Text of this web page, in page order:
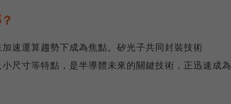
速運算趨勢下成為焦點。矽光子共同封裝技術
小尺寸等特點，是半導體未來的關鍵技術，正迅速成為